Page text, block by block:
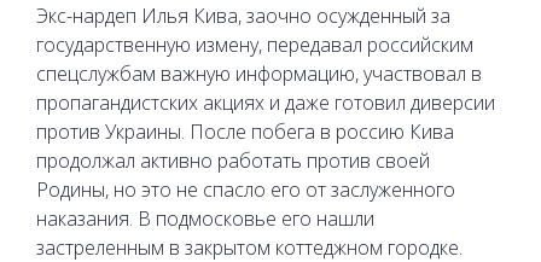
Экс-нардеп Илья Кива, заочно осужденный за
государственную измену, передавал российским
спецслужбам важную информацию, участвовал в
пропагандистских акциях и даже готовил диверсии
против Украины. После побега в россию Кива
продолжал активно работать против своей
Родины, но это не спасло его от заслуженного
наказания. В подмосковье его нашли
застреленным в закрытом коттеджном городке.